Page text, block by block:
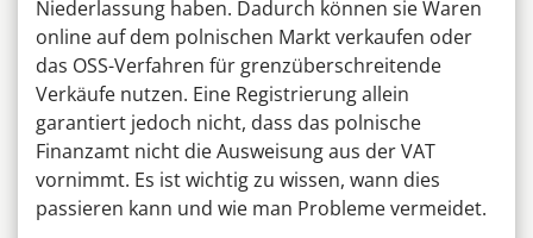
Niederlassung haben. Dadurch können sie Waren
online auf dem polnischen Markt verkaufen oder
das OSS-Verfahren für grenzüberschreitende
Verkäufe nutzen. Eine Registrierung allein
garantiert jedoch nicht, dass das polnische
Finanzamt nicht die Ausweisung aus der VAT
vornimmt. Es ist wichtig zu wissen, wann dies
passieren kann und wie man Probleme vermeidet.